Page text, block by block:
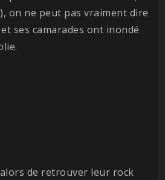
on ne peut pas vraiment dire
ses camarades ont inondé
de retrouver leur rock